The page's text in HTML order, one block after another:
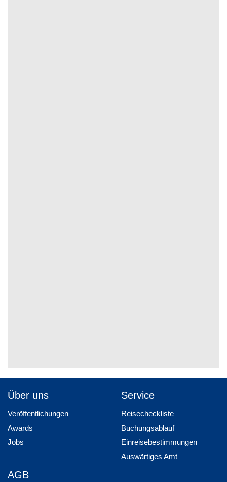
Über uns
Veröffentlichungen
Awards
Jobs
Service
Reisecheckliste
Buchungsablauf
Einreisebestimmungen
Auswärtiges Amt
AGB